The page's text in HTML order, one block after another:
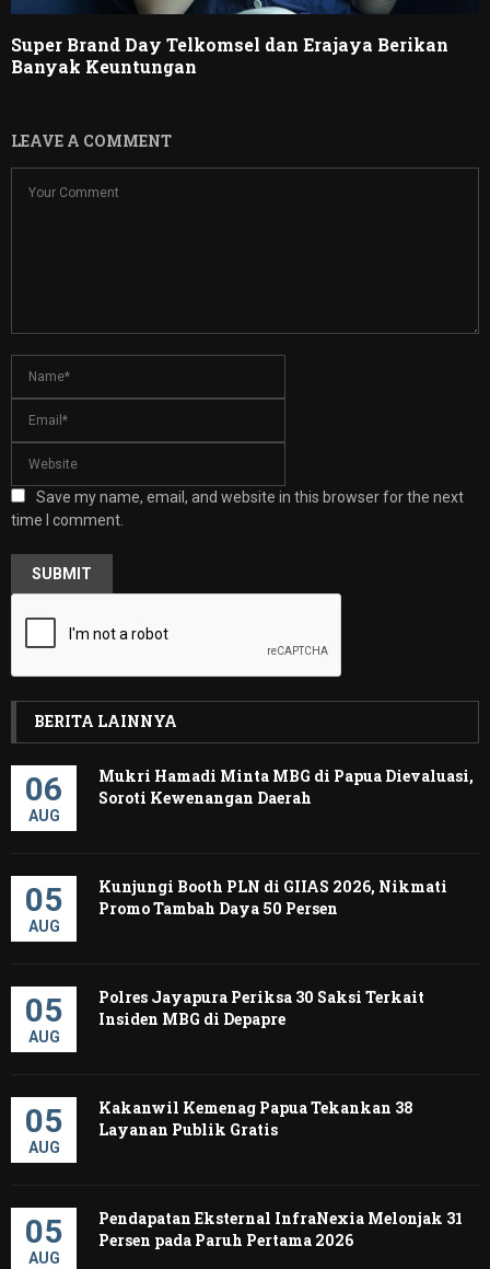
Super Brand Day Telkomsel dan Erajaya Berikan
Banyak Keuntungan
LEAVE A COMMENT
Save my name, email, and website in this browser for the next
time I comment.
BERITA LAINNYA
06
AUG
Mukri Hamadi Minta MBG di Papua Dievaluasi,
Soroti Kewenangan Daerah ‎
05
AUG
Kunjungi Booth PLN di GIIAS 2026, Nikmati
Promo Tambah Daya 50 Persen
05
AUG
Polres Jayapura Periksa 30 Saksi Terkait
Insiden MBG di Depapre
05
AUG
Kakanwil Kemenag Papua Tekankan 38
Layanan Publik Gratis
05
AUG
Pendapatan Eksternal InfraNexia Melonjak 31
Persen pada Paruh Pertama 2026